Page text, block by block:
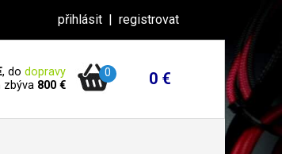
přihlásit | registrovat
, do dopravy
zbýva 800 €
0 0 €